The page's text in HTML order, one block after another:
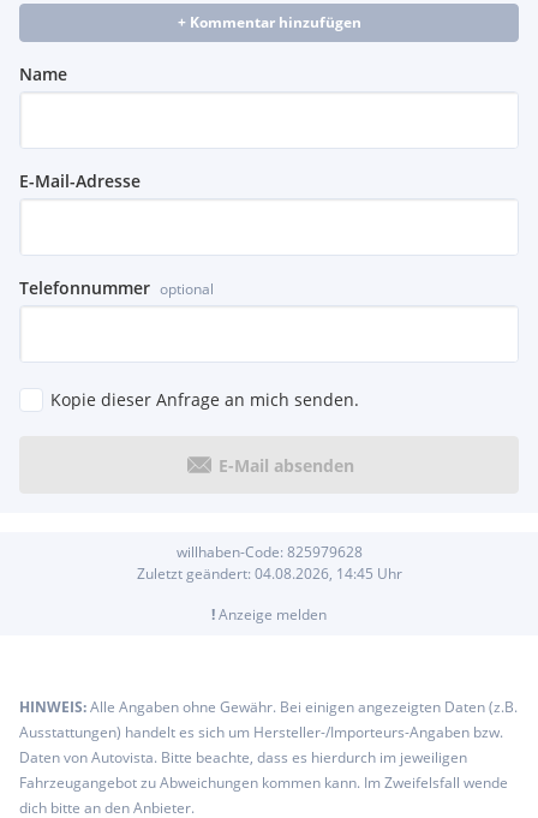
+ Kommentar hinzufügen
Name
E-Mail-Adresse
Telefonnummer optional
Kopie dieser Anfrage an mich senden.
E-Mail absenden
willhaben-Code: 825979628
Zuletzt geändert: 04.08.2026, 14:45 Uhr
!Anzeige melden
HINWEIS:Alle Angaben ohne Gewähr. Bei einigen angezeigten Daten (z.B.
Ausstattungen) handelt es sich um Hersteller-/Importeurs-Angaben bzw.
Daten von Autovista. Bitte beachte, dass es hierdurch im jeweiligen
Fahrzeugangebot zu Abweichungen kommen kann. Im Zweifelsfall wende
dich bitte an den Anbieter.